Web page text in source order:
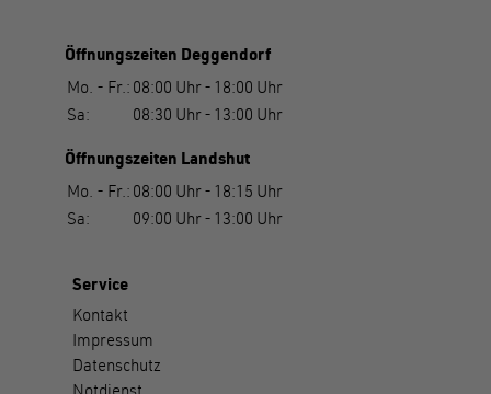
Öffnungszeiten Deggendorf
Mo. - Fr.: 08:00 Uhr - 18:00 Uhr
Sa:
08:30 Uhr - 13:00 Uhr
Öffnungszeiten Landshut
Mo. - Fr.: 08:00 Uhr - 18:15 Uhr
Sa:
09:00 Uhr - 13:00 Uhr
Service
Kontakt
Impressum
Datenschutz